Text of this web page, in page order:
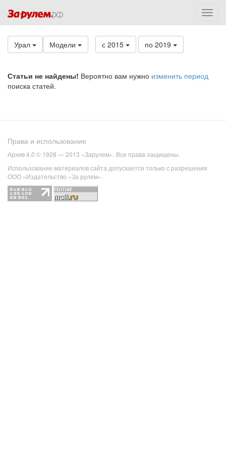
Урал Модели с 2015 по 2019
Статьи не найдены! Вероятно вам нужно изменить период
поиска статей.
Права и использование
Архив 4.0 © 1928 — 2013 «Зарулем». Все права защищены.
Использование материалов сайта допускается только с разрешения
ООО «Издательство «За рулем».